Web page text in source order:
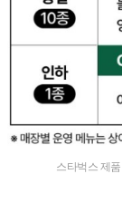
스타벅스 제